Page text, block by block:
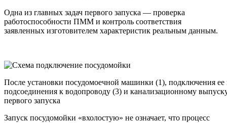
Одна из главных задач первого запуска — проверка
работоспособности ПММ и контроль соответствия
заявленных изготовителем характеристик реальным данным.
После установки посудомоечной машинки (1), подключения ее
подсоединения к водопроводу (3) и канализационному
первого запуска
Запуск посудомойки «вхолостую» не означает, что процесс